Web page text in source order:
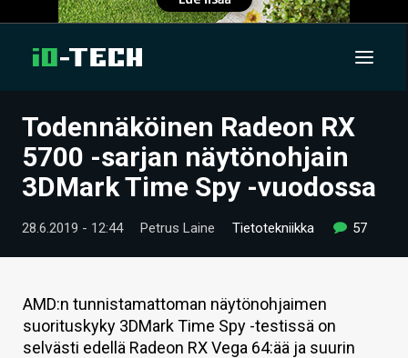
UUTISET
ARTIKKELIT
VIDEOT
TECHBBS
TIETOA
HINTA.FI
Todennäköinen Radeon RX
5700 -sarjan näytönohjain
3DMark Time Spy -vuodossa
28.6.2019 - 12:44 Petrus Laine Tietotekniikka 57
AMD:n tunnistamattoman näytönohjaimen
suorituskyky 3DMark Time Spy -testissä on
selvästi edellä Radeon RX Vega 64:ää ja suurin